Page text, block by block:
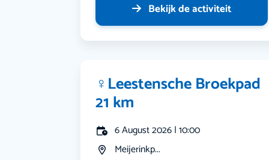
Bekijk de activiteit
‍♀️Leestensche Broekpad
21 km
6 August 2026 | 10:00
Meijerinkp...